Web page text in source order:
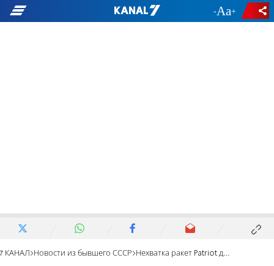
- +
7 КАНАЛ Новости из бывшего СССР Нехватка ракет Patriot делает Киев уязвимым